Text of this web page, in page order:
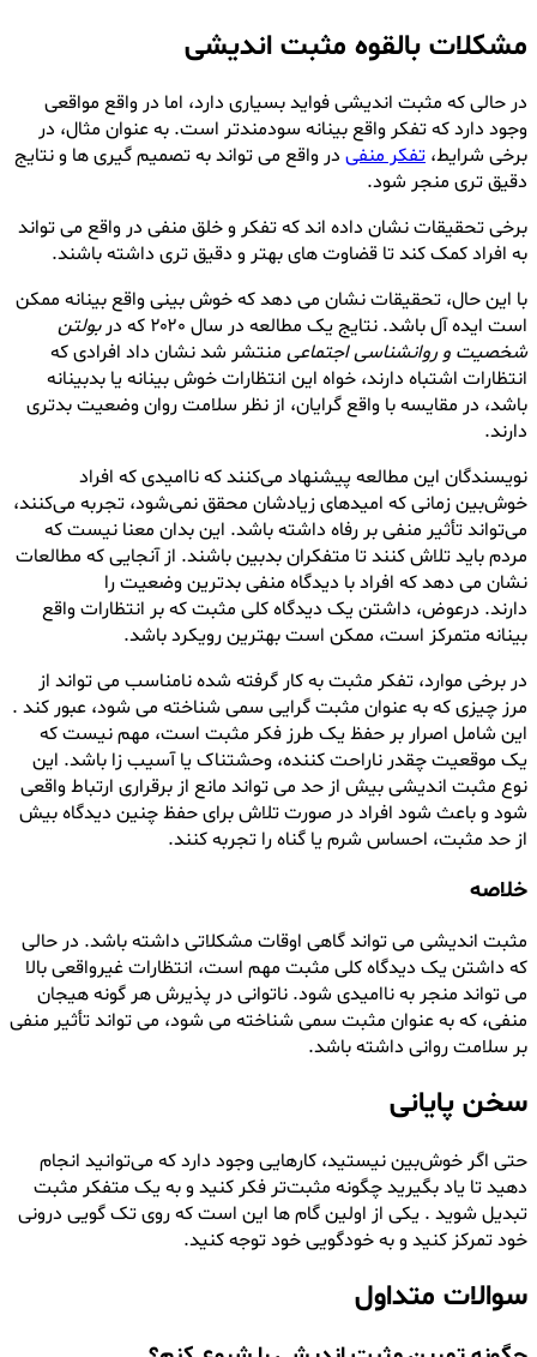
مشکلات بالقوه مثبت اندیشی
در حالی که مثبت اندیشی فواید بسیاری دارد، اما در واقع مواقعی
وجود دارد که تفکر واقع بینانه سودمندتر است. به عنوان مثال، در
برخی شرایط، تفکر منفی در واقع می تواند به تصمیم گیری ها و نتایج
دقیق تری منجر شود.
برخی تحقیقات نشان داده اند که تفکر و خلق منفی در واقع می تواند
به افراد کمک کند تا قضاوت های بهتر و دقیق تری داشته باشند.
با این حال، تحقیقات نشان می دهد که خوش بینی واقع بینانه ممکن
است ایده آل باشد. نتایج یک مطالعه در سال ۲۰۲۰ که در
بولتن
شخصیت و روانشناسی اجتماعی منتشر شد نشان داد افرادی که
انتظارات اشتباه دارند، خواه این انتظارات خوش بینانه یا بدبینانه
باشد، در مقایسه با واقع گرایان، از نظر سلامت روان وضعیت بدتری
دارند.
نویسندگان این مطالعه پیشنهاد می‌کنند که ناامیدی که افراد
خوش‌بین زمانی که امیدهای زیادشان محقق نمی‌شود، تجربه می‌کنند،
می‌تواند تأثیر منفی بر رفاه داشته باشد. این بدان معنا نیست که
مردم باید تلاش کنند تا متفکران بدبین باشند. از آنجایی که مطالعات
نشان می دهد که افراد با دیدگاه منفی بدترین وضعیت را
دارند. درعوض، داشتن یک دیدگاه کلی مثبت که بر انتظارات واقع
بینانه متمرکز است، ممکن است بهترین رویکرد باشد.
در برخی موارد، تفکر مثبت به کار گرفته شده نامناسب می تواند از
مرز چیزی که به عنوان مثبت گرایی سمی شناخته می شود، عبور کند .
این شامل اصرار بر حفظ یک طرز فکر مثبت است، مهم نیست که
یک موقعیت چقدر ناراحت کننده، وحشتناک یا آسیب زا باشد. این
نوع مثبت اندیشی بیش از حد می تواند مانع از برقراری ارتباط واقعی
شود و باعث شود افراد در صورت تلاش برای حفظ چنین دیدگاه بیش
از حد مثبت، احساس شرم یا گناه را تجربه کنند.
خلاصه
مثبت اندیشی می تواند گاهی اوقات مشکلاتی داشته باشد. در حالی
که داشتن یک دیدگاه کلی مثبت مهم است، انتظارات غیرواقعی بالا
می تواند منجر به ناامیدی شود. ناتوانی در پذیرش هر گونه هیجان
منفی، که به عنوان مثبت سمی شناخته می شود، می تواند تأثیر منفی
بر سلامت روانی داشته باشد.
سخن پایانی
حتی اگر خوش‌بین نیستید، کارهایی وجود دارد که می‌توانید انجام
دهید تا یاد بگیرید چگونه مثبت‌تر فکر کنید و به یک متفکر مثبت
تبدیل شوید . یکی از اولین گام ها این است که روی تک گویی درونی
خود تمرکز کنید و به خودگویی خود توجه کنید.
سوالات متداول